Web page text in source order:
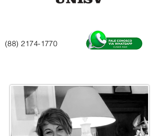
(88) 2174-1770